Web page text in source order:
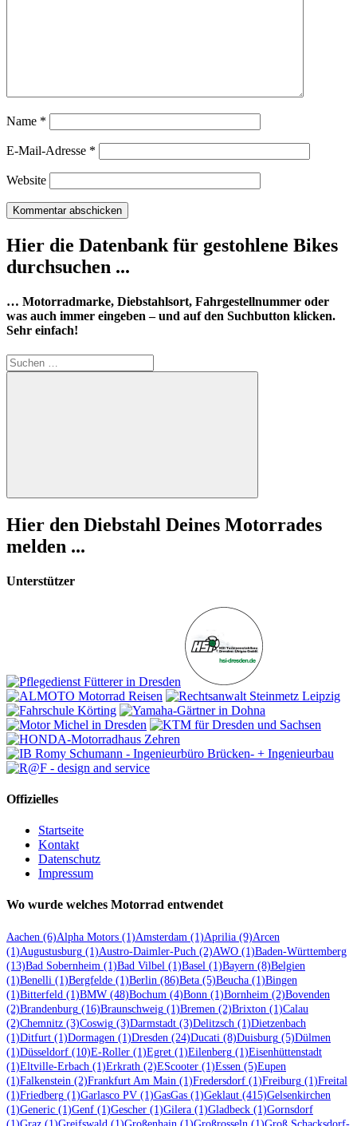
Name *
E-Mail-Adresse *
Website
Hier die Datenbank für gestohlene Bikes
durchsuchen ...
… Motorradmarke, Diebstahlsort, Fahrgestellnummer oder
was auch immer eingeben – und auf den Suchbutton klicken.
Sehr einfach!
Suchen
nach:
Suchen
Hier den Diebstahl Deines Motorrades
melden ...
Unterstützer
Offizielles
Startseite
Kontakt
Datenschutz
Impressum
Wo wurde welches Motorrad entwendet
Aachen (6)Alpha Motors (1)Amsterdam (1)Aprilia (9)Arcen
(1)Augustusburg (1)Austro-Daimler-Puch (2)AWO (1)Baden-Württemberg
(13)Bad Sobernheim (1)Bad Vilbel (1)Basel (1)Bayern (8)Belgien
(1)Benelli (1)Bergfelde (1)Berlin (86)Beta (5)Beucha (1)Bingen
(1)Bitterfeld (1)BMW (48)Bochum (4)Bonn (1)Bornheim (2)Bovenden
(2)Brandenburg (16)Braunschweig (1)Bremen (2)Brixton (1)Calau
(2)Chemnitz (3)Coswig (3)Darmstadt (3)Delitzsch (1)Dietzenbach
(1)Ditfurt (1)Dormagen (1)Dresden (24)Ducati (8)Duisburg (5)Dülmen
(1)Düsseldorf (10)E-Roller (1)Egret (1)Eilenberg (1)Eisenhüttenstadt
(1)Eltville-Erbach (1)Erkrath (2)EScooter (1)Essen (5)Eupen
(1)Falkenstein (2)Frankfurt Am Main (1)Fredersdorf (1)Freiburg (1)Freital
(1)Friedberg (1)Garlasco PV (1)GasGas (1)Geklaut (415)Gelsenkirchen
(1)Generic (1)Genf (1)Gescher (1)Gilera (1)Gladbeck (1)Gornsdorf